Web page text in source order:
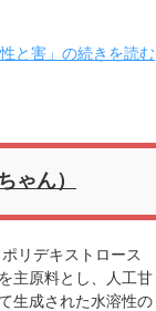
と害」の続きを読む
ゃん）
リデキストロース
主原料とし、人工甘
生成された水溶性の